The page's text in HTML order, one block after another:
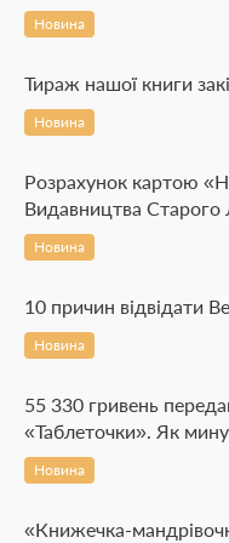
Новина
Тираж нашої книги
Новина
Розрахунок картою
Видавництва Старого
Новина
10 причин відвідати
Новина
55 330 гривень
«Таблеточки». Як
Новина
«Книжечка-